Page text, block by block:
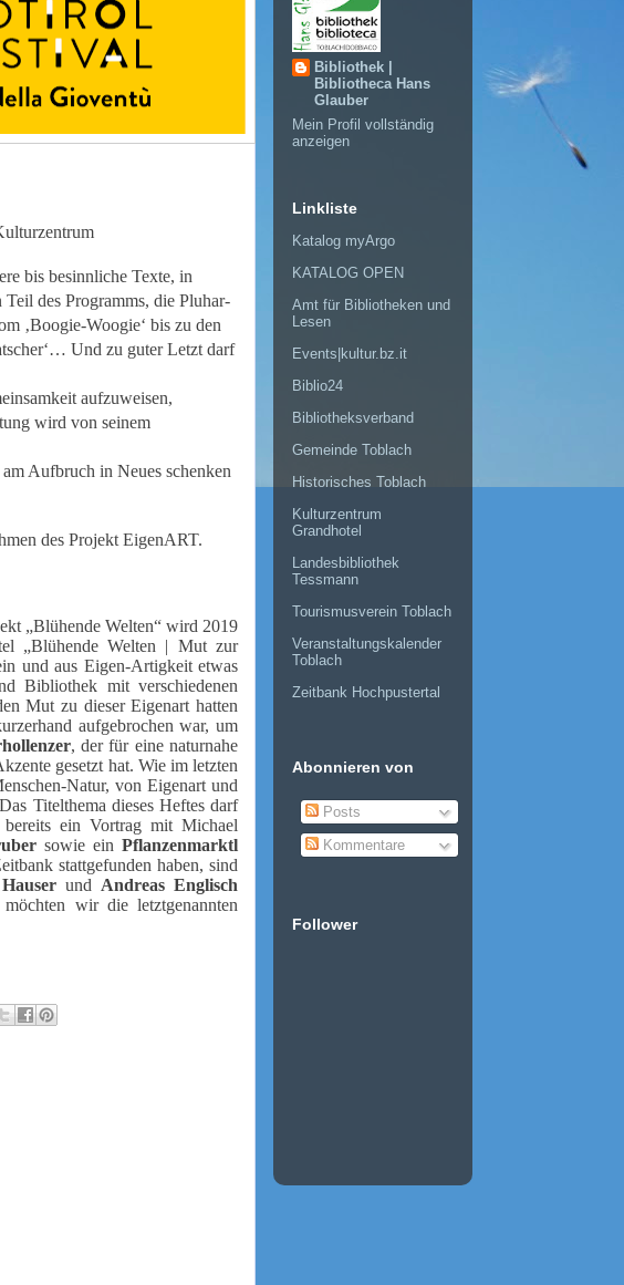
bis besinnliche Texte, in
des Programms, die Pluhar-
‚Boogie-Woogie‘ bis zu den
Und zu guter Letzt darf
aufzuweisen,
wird von seinem
Aufbruch in Neues schenken
des Projekt EigenART.
„Blühende Welten“ wird 2019
„Blühende Welten | Mut zur
und aus Eigen-Artigkeit etwas
Bibliothek mit verschiedenen
Mut zu dieser Eigenart hatten
aufgebrochen war, um
, der für eine naturnahe
gesetzt hat. Wie im letzten
Natur, von Eigenart und
Titelthema dieses Heftes darf
ein Vortrag mit Michael
sowie einPflanzenmarktl
stattgefunden haben, sind
und Andreas Englisch
wir die letztgenannten
Bibliothek |
Bibliotheca Hans
Glauber
Mein Profil vollständig
anzeigen
Linkliste
Katalog myArgo
KATALOG OPEN
Amt für Bibliotheken und
Lesen
Events|kultur.bz.it
Biblio24
Bibliotheksverband
Gemeinde Toblach
Historisches Toblach
Kulturzentrum
Grandhotel
Landesbibliothek
Tessmann
Tourismusverein Toblach
Veranstaltungskalender
Toblach
Zeitbank Hochpustertal
Abonnieren von
Posts
Kommentare
Follower